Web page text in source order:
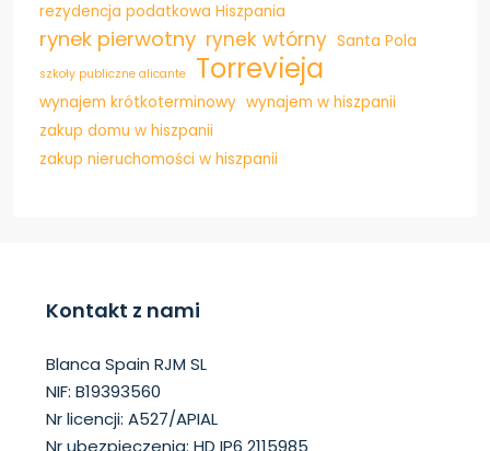
rezydencja podatkowa Hiszpania
rynek pierwotny rynek wtórny Santa Pola
szkoły publiczne alicante Torrevieja
wynajem krótkoterminowy wynajem w hiszpanii
zakup domu w hiszpanii
zakup nieruchomości w hiszpanii
Kontakt z nami
Blanca Spain RJM SL
NIF: B19393560
Nr licencji: A527/APIAL
Nr ubezpieczenia: HD IP6 2115985